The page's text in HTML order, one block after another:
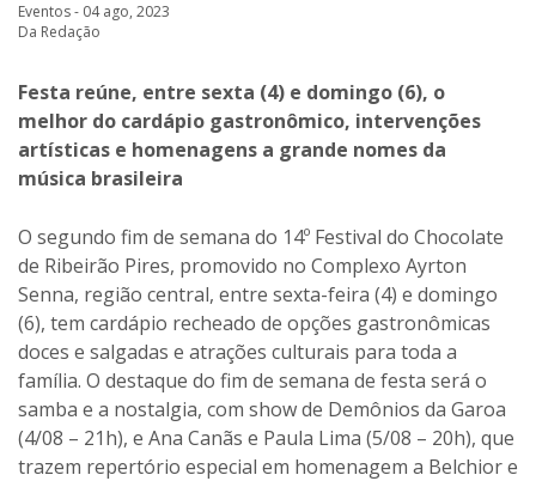
Eventos - 04 ago, 2023
Da Redação
Festa reúne, entre sexta (4) e domingo (6), o
melhor do cardápio gastronômico, intervenções
artísticas e homenagens a grande nomes da
música brasileira
O segundo fim de semana do 14º Festival do Chocolate
de Ribeirão Pires, promovido no Complexo Ayrton
Senna, região central, entre sexta-feira (4) e domingo
(6), tem cardápio recheado de opções gastronômicas
doces e salgadas e atrações culturais para toda a
família. O destaque do fim de semana de festa será o
samba e a nostalgia, com show de Demônios da Garoa
(4/08 – 21h), e Ana Canãs e Paula Lima (5/08 – 20h), que
trazem repertório especial em homenagem a Belchior e